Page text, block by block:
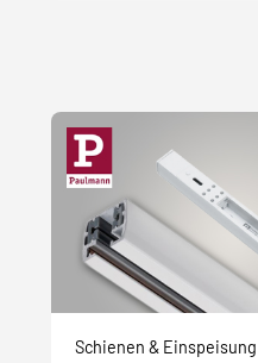
Schienen & Einspeisung